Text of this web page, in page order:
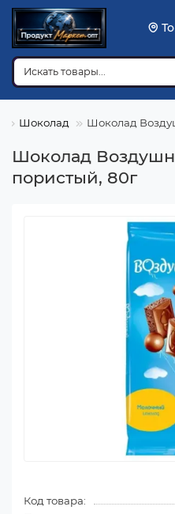
Шоколад Шоколад
Шоколад
пористый, 80г
Код товара: